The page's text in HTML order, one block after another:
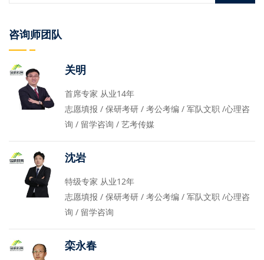
咨询师团队
关明
首席专家 从业14年
志愿填报 / 保研考研 / 考公考编 / 军队文职 /心理咨
询 / 留学咨询 / 艺考传媒
沈岩
特级专家 从业12年
志愿填报 / 保研考研 / 考公考编 / 军队文职 /心理咨
询 / 留学咨询
栾永春